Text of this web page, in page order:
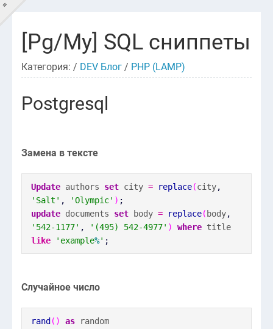
=
GOTSKILLZ?
DEV'Блог
Новости
[Pg/My] SQL сниппеты
Категория: / DEV Блог / PHP (LAMP)
Postgresql
Замена в тексте
Update authors set city = replace(city,
'Salt' , 'Olympic' ) ;
update documents set body = replace( body,
'542-1177' , '(495) 542-4977' ) where title
like
'example%' ;
Случайное число
rand ( ) as random